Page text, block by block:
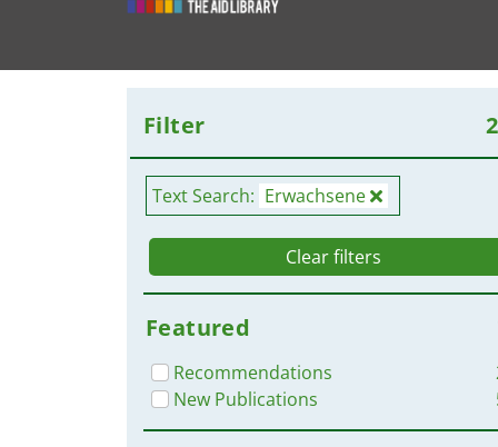
Filter
Text Search: Erwachsene
Clear filters
Featured
Recommendations
New Publications